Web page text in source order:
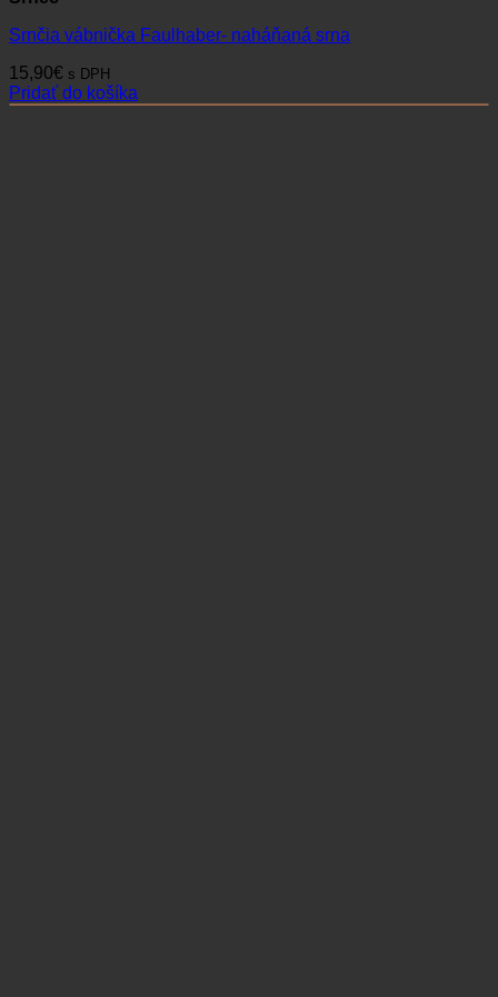
Srnčia vábnička Faulhaber- naháňaná srna
15,90€ s DPH
Pridať do košíka